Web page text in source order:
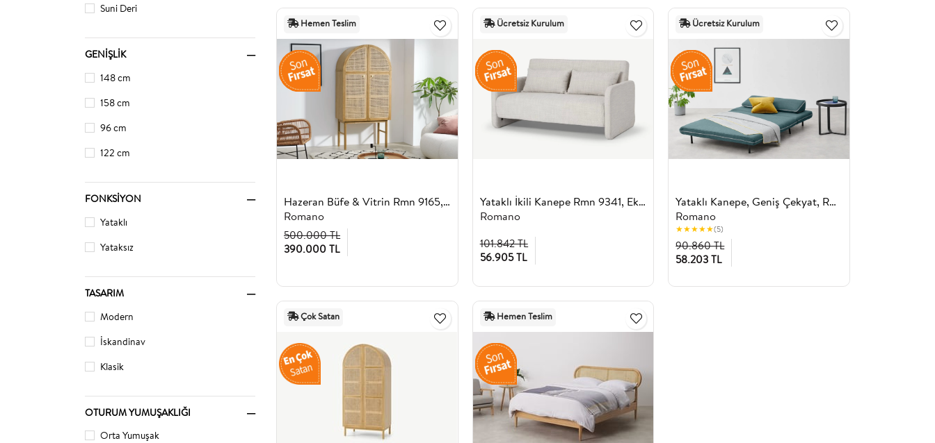
Suni Deri
GENIŞLIK
148 cm
158 cm
96 cm
122 cm
FONKSIYON
Yataklı
Yataksız
TASARIM
Modern
İskandinav
Klasik
OTURUM YUMUŞAKLIĞI
Orta Yumuşak
Hazeran Büfe & Vitrin Rmn 9165, Meşe Ağacı
Romano
390.000 TL
500.000 TL
Hemen Teslim
Yataklı İkili Kanepe Rmn 9341, Ekru
Romano
56.905 TL
101.842 TL
Ücretsiz Kurulum
Yataklı Kanepe, Geniş Çekyat, Rmn 6322, Yeşil
Romano
★★★★★(5)
58.203 TL
90.860 TL
Ücretsiz Kurulum
Çok Satan Hemen Teslim